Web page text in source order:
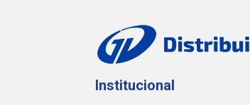
Institucional